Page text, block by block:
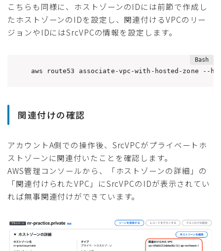
こちらも同様に、ホストゾーンのIDには前節で作成し
たホストゾーンのIDを設定し、関連付けるVPCのリー
ジョンやIDにはSrcVPCの情報を設定します。
aws route53 associate-vpc-with-hosted-zone --
関連付けの確認
アカウントA側での操作後、SrcVPCがプライベートホ
ストゾーンに関連付いたことを確認します。
AWS管理コンソールから、「ホストゾーンの詳細」の
「関連付けられたVPC」にSrcVPCのIDが表示されてい
れば無事関連付けができています。